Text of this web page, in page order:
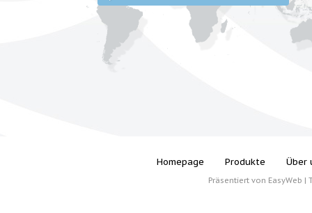
Homepage Produkte Über
Präsentiert von EasyWeb |